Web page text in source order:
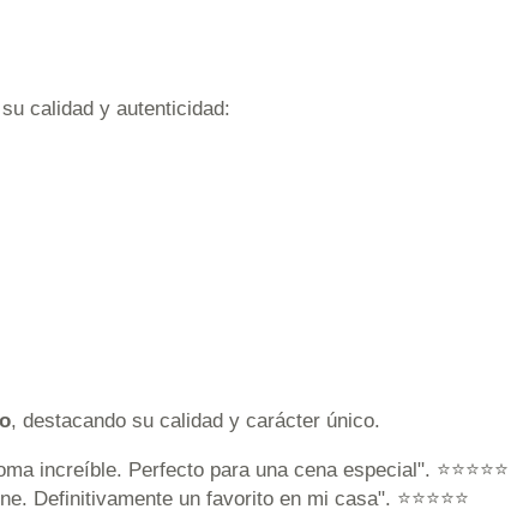
calidad y autenticidad:
, destacando su calidad y carácter único.
increíble. Perfecto para una cena especial". ⭐⭐⭐⭐⭐
Definitivamente un favorito en mi casa". ⭐⭐⭐⭐⭐